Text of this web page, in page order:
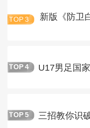
TOP 3 新版《防卫
TOP 4 U17男足国
TOP 5 三招教你识